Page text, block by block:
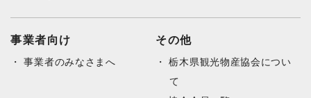
事業者向け
事業者のみなさまへ
その他
栃木県観光物産協会につい
て